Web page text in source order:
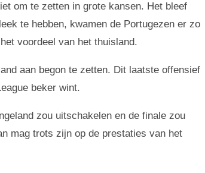
om te zetten in grote kansen. Het bleef
te hebben, kwamen de Portugezen er zo
voordeel van het thuisland.
aan begon te zetten. Dit laatste offensief
beker wint.
zou uitschakelen en de finale zou
mag trots zijn op de prestaties van het